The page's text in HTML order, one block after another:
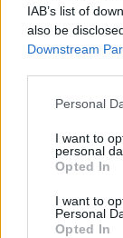
IAB’s list of
also be
Downstream
Personal
I want to
personal
Opted In
I want to
Personal
Opted In
Deseu el
aquest
ÚLTIMES NOTÍCIES